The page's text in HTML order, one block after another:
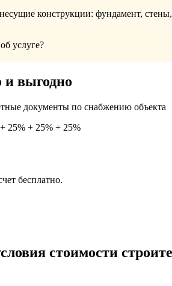
конструкции: фундамент,
услуге?
и выгодно
документы по снабжению объекта
25% + 25% + 25%
бесплатно.
стоимости